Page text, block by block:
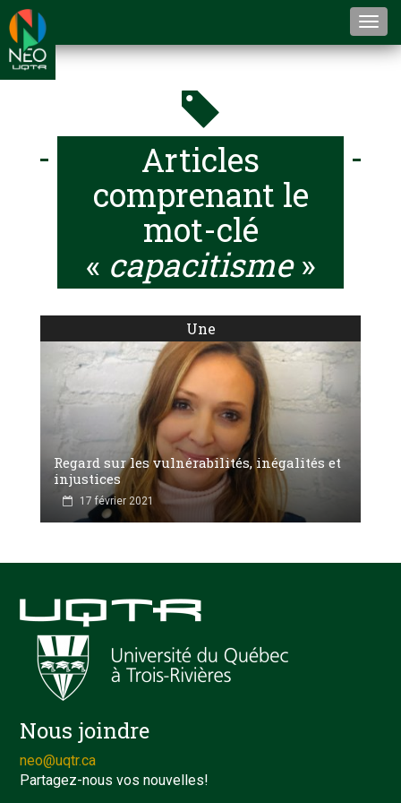
Articles
comprenant le
mot-clé
« capacitisme»
Une
Regard sur les vulnérabilités, inégalités et
injustices
17 février 2021
Nous joindre
neo@uqtr.ca
Partagez-nous vos nouvelles!